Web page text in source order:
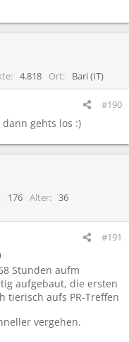
4.818 Ort Bari (IT)
#190
gehts los :)
176 Alter
36
#191
Stunden aufm
aufgebaut, die ersten
tierisch aufs PR-Treffen
vergehen.